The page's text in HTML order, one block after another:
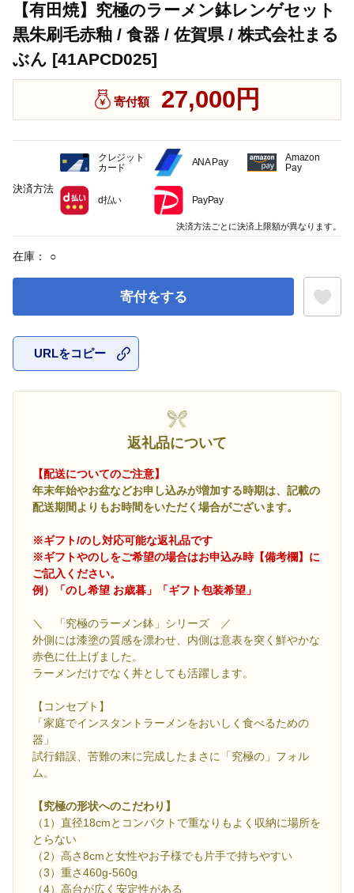
【有田焼】究極のラーメン鉢レンゲセット
黒朱刷毛赤釉 / 食器 / 佐賀県 / 株式会社まる
ぶん [41APCD025]
寄付額 27,000円
在庫： ○
寄付をする
URLをコピー
返礼品について
【配送についてのご注意】
年末年始やお盆などお申し込みが増加する時期は、記載の
配送期間よりもお時間をいただく場合がございます。
※ギフト/のし対応可能な返礼品です
※ギフトやのしをご希望の場合はお申込み時【備考欄】に
ご記入ください。
例）「のし希望 お歳暮」「ギフト包装希望」
＼ 「究極のラーメン鉢」シリーズ ／
外側には漆塗の質感を漂わせ、内側は意表を突く鮮やかな
赤色に仕上げました。
ラーメンだけでなく丼としても活躍します。
【コンセプト】
「家庭でインスタントラーメンをおいしく食べるための
器」
試行錯誤、苦難の末に完成したまさに「究極の」フォル
ム。
【究極の形状へのこだわり】
（1）直径18cmとコンパクトで重なりもよく収納に場所を
とらない
（2）高さ8cmと女性やお子様でも片手で持ちやすい
（3）重さ460g-560g
（4）高台が広く安定性がある
決済方法
クレジット
カード
ANA Pay
Amazon
Pay
d払い PayPay
決済方法ごとに決済上限額が異なります。